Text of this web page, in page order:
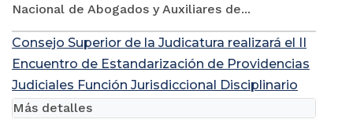
Nacional de Abogados y Auxiliares de...
Consejo Superior de la Judicatura realizará el II
Encuentro de Estandarización de Providencias
Judiciales Función Jurisdiccional Disciplinario
Más detalles